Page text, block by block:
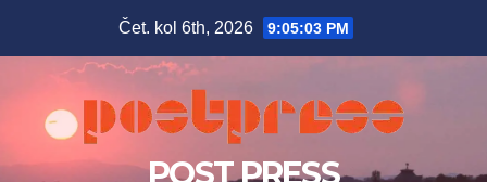
Čet. kol 6th, 2026 9:05:05 PM
POST PRESS